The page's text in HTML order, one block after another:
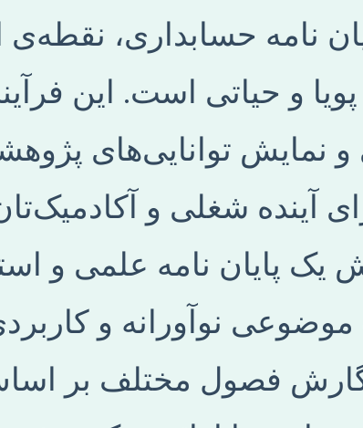
نامه حسابداری،
و حیاتی است. این
نمایش توانایی‌های
آینده شغلی و
یک پایان نامه علمی و
موضوعی نوآورانه و
فصول مختلف بر